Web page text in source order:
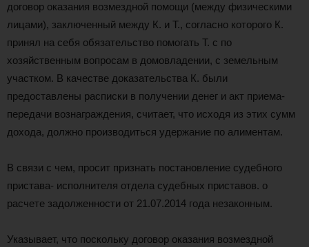
договор оказания возмездной помощи (между физическими
лицами), заключенный между К. и Т., согласно которого К.
принял на себя обязательство помогать Т. с по
хозяйственным вопросам в домовладении, с земельным
участком. В качестве доказательства К. были
предоставлены расписки в получении денег и акт приема-
передачи вознаграждения, считает, что исходя из этих сумм
дохода, должно производиться удержание по алиментам.
В связи с чем, просит признать постановление судебного
пристава- исполнителя отдела судебных приставов. о
расчете задолженности от 21.07.2014 года незаконным.
Указывает, что поскольку договор оказания возмездной